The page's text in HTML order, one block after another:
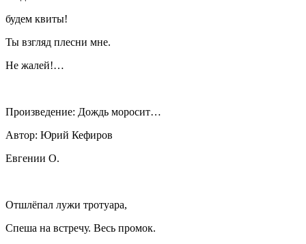
будем квиты!
Ты взгляд плесни мне.
Не жалей!…
Произведение: Дождь моросит…
Автор: Юрий Кефиров
Евгении О.
Отшлёпал лужи тротуара,
Спеша на встречу. Весь промок.